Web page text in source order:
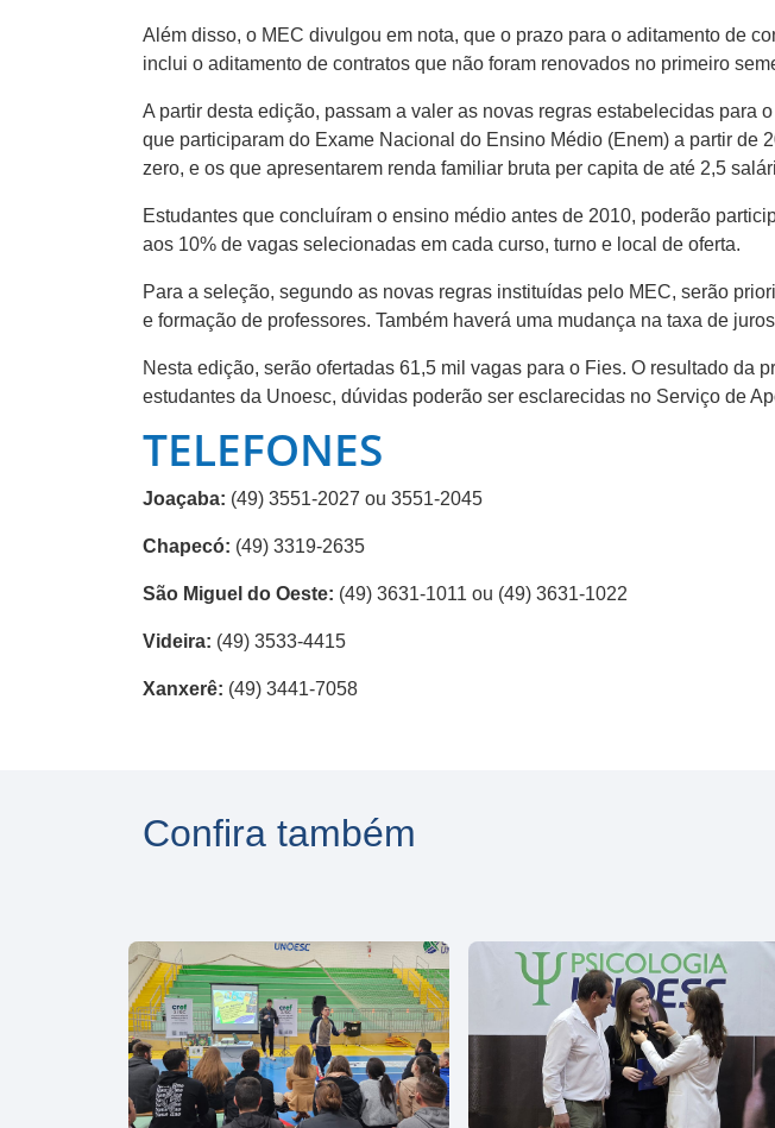
Além disso, o MEC divulgou em nota, que o prazo para o aditamento de
inclui o aditamento de contratos que não foram renovados no primeiro
A partir desta edição, passam a valer as novas regras estabelecidas para
que participaram do Exame Nacional do Ensino Médio (Enem) a partir de
zero, e os que apresentarem renda familiar bruta per capita de até 2,5
Estudantes que concluíram o ensino médio antes de 2010, poderão
aos 10% de vagas selecionadas em cada curso, turno e local de oferta.
Para a seleção, segundo as novas regras instituídas pelo MEC, serão
e formação de professores. Também haverá uma mudança na taxa de
Nesta edição, serão ofertadas 61,5 mil vagas para o Fies. O resultado
estudantes da Unoesc, dúvidas poderão ser esclarecidas no Serviço de
TELEFONES
Joaçaba: (49) 3551-2027 ou 3551-2045
Chapecó: (49) 3319-2635
São Miguel do Oeste: (49) 3631-1011 ou (49) 3631-1022
Videira: (49) 3533-4415
Xanxerê: (49) 3441-7058
Confira também